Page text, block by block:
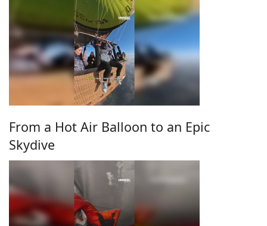
From a Hot Air Balloon to an Epic
Skydive